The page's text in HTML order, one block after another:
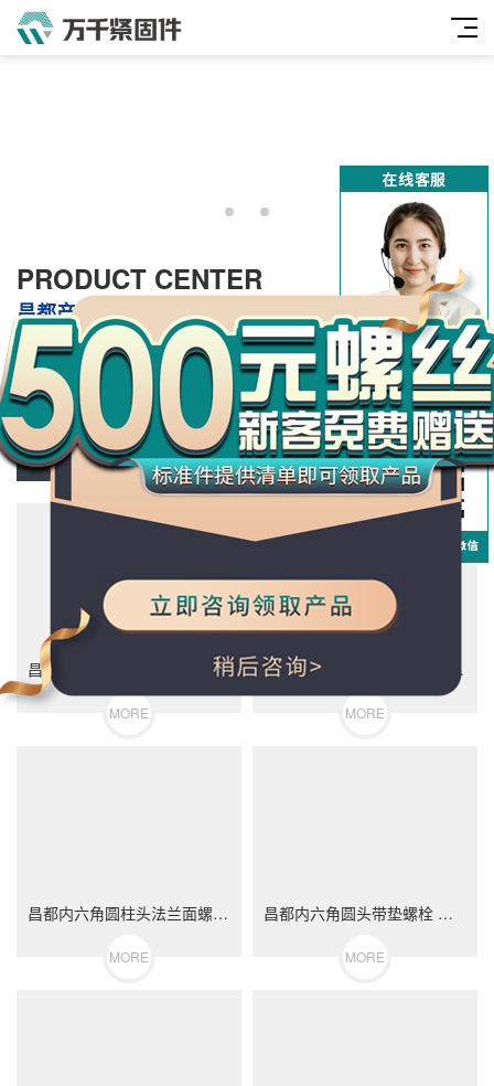
PRODUCT CENTER
昌都产品中心
昌都螺栓类 昌都双头牙条类
昌都螺母类 昌都垫圈及挡圈类
昌都轮毂螺栓 汽车轮胎螺丝 不锈钢（304/316）碳钢 合金钢
MORE
昌都内六角圆柱头螺栓 DIN912 不锈钢（304/316）碳钢 合金钢
MORE
昌都内六角圆柱头法兰面螺栓 不锈钢（304/316）碳钢 合金钢
MORE
昌都内六角圆头带垫螺栓 不锈钢（304/316）碳钢 合金钢
MORE
工
品